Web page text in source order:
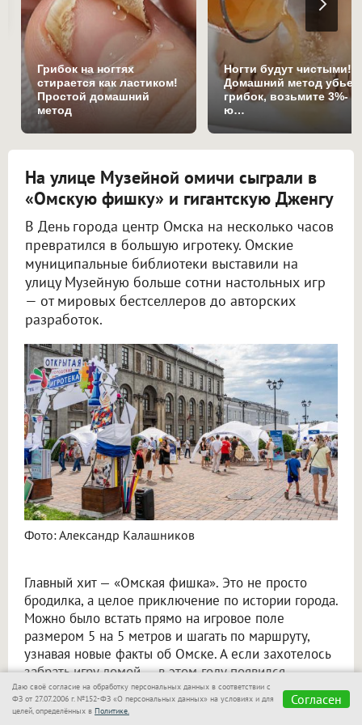
Грибок на ногтях
стирается как ластиком!
Простой домашний
метод
Ногти будут чистыми!
Домашний метод убьет
грибок, возьмите 3%-
ю…
На улице Музейной омичи сыграли в
«Омскую фишку» и гигантскую Дженгу
В День города центр Омска на несколько часов
превратился в большую игротеку. Омские
муниципальные библиотеки выставили на
улицу Музейную больше сотни настольных игр
— от мировых бестселлеров до авторских
разработок.
Фото: Александр Калашников
Главный хит — «Омская фишка». Это не просто
бродилка, а целое приключение по истории города.
Можно было встать прямо на игровое поле
размером 5 на 5 метров и шагать по маршруту,
узнавая новые факты об Омске. А если захотелось
забрать игру домой — в этом году появился
настольный вариант, который после фестиваля
поступит в библиотеки.
Даю своё согласие на обработку персональных данных в соответствии с
ФЗ от 27.07.2006 г. №152-ФЗ «О персональных данных» на условиях и для
целей, определённых в Политике.
Согласен